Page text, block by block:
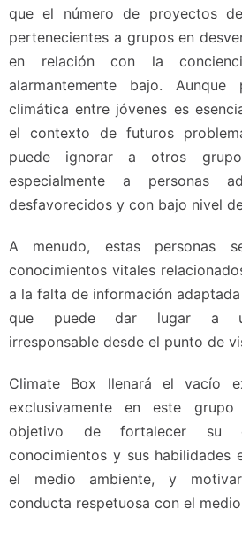
que el número de proyectos
pertenecientes a grupos en
en relación con la
alarmantemente bajo.
climática entre jóvenes es
el contexto de futuros
puede ignorar a otros
especialmente a personas
desfavorecidos y con bajo nivel
A menudo, estas personas
conocimientos vitales
a la falta de información
que puede dar lugar a un
irresponsable desde el punto de
Climate Box llenará el vacío
exclusivamente en este
objetivo de fortalecer su
conocimientos y sus habilidades
el medio ambiente, y
conducta respetuosa con el